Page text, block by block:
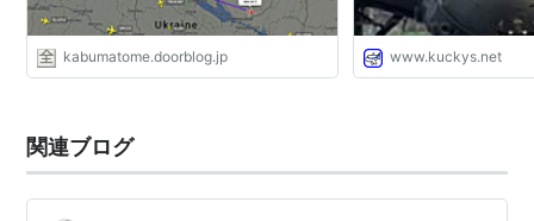
kabumatome.doorblog.jp www.kuckys.net
関連ブログ